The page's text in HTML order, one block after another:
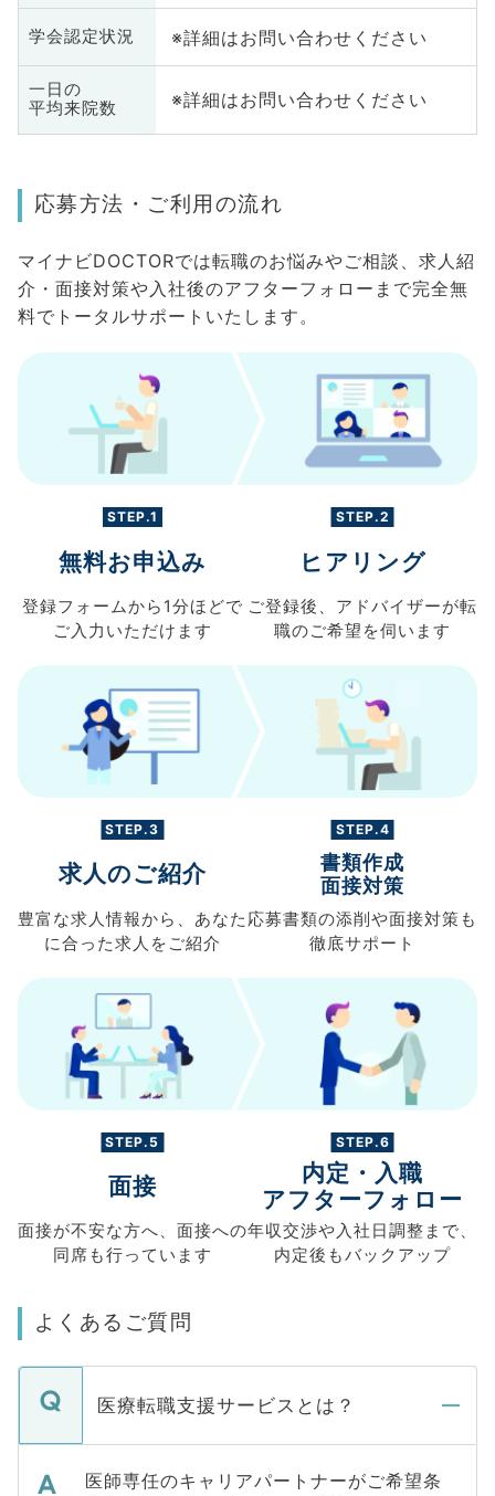
学会認定状況 ※詳細はお問い合わせください
一日の
平均来院数
※詳細はお問い合わせください
応募方法・ご利用の流れ
マイナビDOCTORでは転職のお悩みやご相談、求人紹
介・面接対策や入社後のアフターフォローまで完全無
料でトータルサポートいたします。
STEP.1
無料お申込み
登録フォームから 1分ほどで
ご入力 いただけます
STEP.2
ヒアリング
ご登録後、 アドバイザーが転
職のご希望を伺います
STEP.3
求人のご紹介
豊富な求人情報から、 あなた
に合った求人を ご紹介
STEP.4
書類作成
面接対策
応募書類の添削や面接対策も
徹底サポート
STEP.5
面接
面接が不安な方へ、 面接への
同席も行っています
STEP.6
内定・入職
アフターフォロー
年収交渉や入社日調整まで、
内定後もバックアップ
よくあるご質問
医療転職支援サービスとは？
医師専任のキャリアパートナーがご希望条